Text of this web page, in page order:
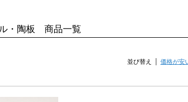
・陶板 商品一覧
並び替え 価格が安